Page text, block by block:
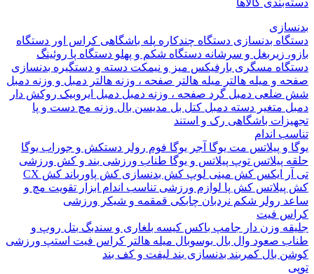
کالاها
بدنسازیدستگاه چندکارهپله باشگاهیکراس اوردستگاه
زیربغل و سرشانه دستگاه شکم و پهلودستگاه پاروئینگ
مسگریبارفیکسمیز و نیمکتدسته و دستگیره بدنسازی
و میله هالتر میله هالتر صفحه ، وزنه هالتر دمبل و وزنه دمبل
دمبل گرد صفحه ، وزنه دمبل دمبل ایروبیک روکش دار
متغیردسته دمبل کتل بلمدیسن بالوزنه مچ دست و پا
باشگاهیرک و استند
اندام
و پیلاتسمت یوگاآجر یوگا فوم رولر دستکش و جوراب یوگا
پیلاتستوپ پیلاتس و یوگاطناب ورزشی بند و کش ورزشی
ایکس کش مینی لوپ کش بدنسازیکش پاورباندکش CX
کش پالوازم ورزشی تناسب اندام ابزار تقویت مچ و
رولر شکم نردبان چابکیقمقمه و شیکر ورزشی
فیت
وزن دارجامپ باکسکیسه بلغاری و سندبگبتل روپ و
صعودوال بال بوسوبالمیله هالتر کراس فیت استپ ورزشی
بالکمربند بدنسازیبند لیفت و کف بند